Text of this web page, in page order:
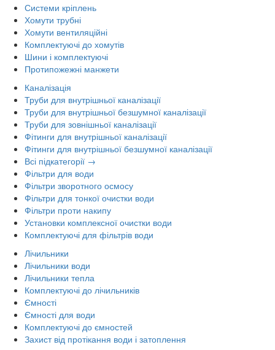
Системи кріплень
Хомути трубні
Хомути вентиляційні
Комплектуючі до хомутів
Шини і комплектуючі
Протипожежні манжети
Каналізація
Труби для внутрішньої каналізації
Труби для внутрішньої безшумної каналізації
Труби для зовнішньої каналізації
Фітинги для внутрішньої каналізації
Фітинги для внутрішньої безшумної каналізації
Всі підкатегорії →
Фільтри для води
Фільтри зворотного осмосу
Фільтри для тонкої очистки води
Фільтри проти накипу
Установки комплексної очистки води
Комплектуючі для фільтрів води
Лічильники
Лічильники води
Лічильники тепла
Комплектуючі до лічильників
Ємності
Ємності для води
Комплектуючі до ємностей
Захист від протікання води і затоплення